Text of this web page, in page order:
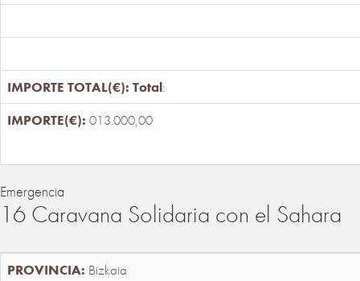
Total:
013.000,00
Emergencia
16 Caravana Solidaria con el Sahara
Bizkaia